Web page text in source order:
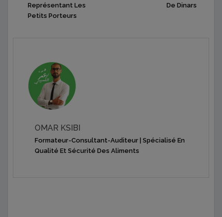
Représentant Les
Petits Porteurs
De Dinars
OMAR KSIBI
Formateur-Consultant-Auditeur | Spécialisé En
Qualité Et Sécurité Des Aliments